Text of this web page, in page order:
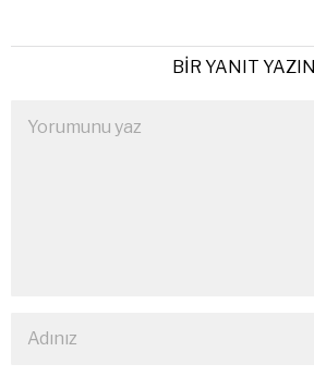
BIR YANIT YAZIN